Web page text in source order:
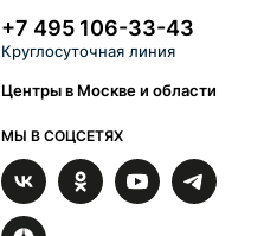
Vredestein
235/55 R17
+7 495 106-33-43
Круглосуточная линия
Центры в Москве и области
МЫ В СОЦСЕТЯХ